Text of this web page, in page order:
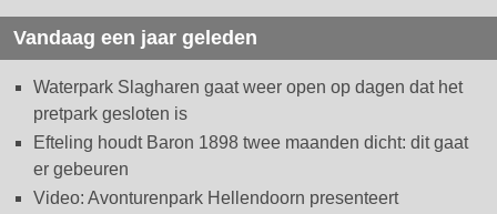
Vandaag een jaar geleden
Waterpark Slagharen gaat weer open op dagen dat het
pretpark gesloten is
Efteling houdt Baron 1898 twee maanden dicht: dit gaat
er gebeuren
Video: Avonturenpark Hellendoorn presenteert